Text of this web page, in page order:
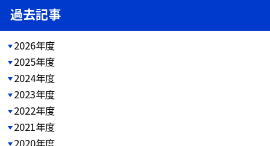
過去記事
2026年度
2025年度
2024年度
2023年度
2022年度
2021年度